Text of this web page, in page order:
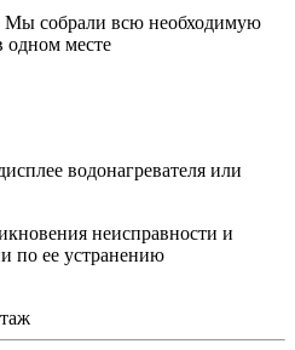
Мы собрали всю необходимую
месте
водонагревателя или
неисправности и
по ее устранению